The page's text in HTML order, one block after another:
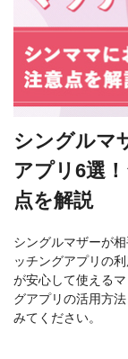
シングルマ
アプリ6選
点を解説
シングルマザーが
ッチングアプリの
が安心して使える
グアプリの活用方
みてください。